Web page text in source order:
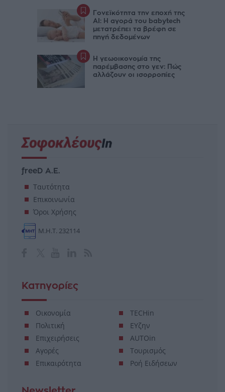
Γονεϊκότητα την εποχή της
AI: Η αγορά του babytech
μετατρέπει τα βρέφη σε
πηγή δεδομένων
Η γεωοικονομία της
παρέμβασης στο γεν: Πώς
αλλάζουν οι ισορροπίες
freeD Α.Ε.
Ταυτότητα
Επικοινωνία
Όροι Χρήσης
Μ.Η.Τ. 232114
Κατηγορίες
Οικονομία
Πολιτική
Επιχειρήσεις
Αγορές
Επικαιρότητα
TECHin
ΕΥζην
AUTOin
Τουρισμός
Ροή Ειδήσεων